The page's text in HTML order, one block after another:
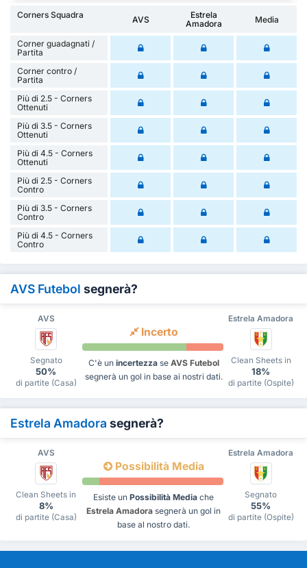
Corners Squadra AVS
Estrela
Amadora
Media
Corner guadagnati /
Partita
Corner contro /
Partita
Più di 2.5 - Corners
Ottenuti
Più di 3.5 - Corners
Ottenuti
Più di 4.5 - Corners
Ottenuti
Più di 2.5 - Corners
Contro
Più di 3.5 - Corners
Contro
Più di 4.5 - Corners
Contro
AVS Futebol segnerà?
AVS Estrela Amadora
Segnato
50%
di partite (Casa)
Incerto
C'è un incertezzase AVS Futebol
segnerà un gol in base ai nostri dati.
Clean Sheets in
18%
di partite (Ospite)
Estrela Amadora segnerà?
AVS Estrela Amadora
Clean Sheets in
8%
di partite (Casa)
Possibilità Media
Esiste un Possibilità Media che
Estrela Amadora segnerà un gol in
base al nostro dati.
Segnato
55%
di partite (Ospite)